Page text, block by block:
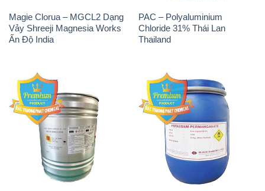
Magie Clorua – MGCL2 Dạng
Vảy Shreeji Magnesia Works
Ấn Độ India
PAC – Polyaluminium
Chloride 31% Thái Lan
Thailand